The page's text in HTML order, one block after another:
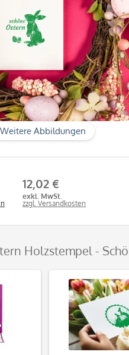
Weitere Abbildungen
12,02 €
exkl. MwSt.
zzgl. Versandkosten
Holzstempel -